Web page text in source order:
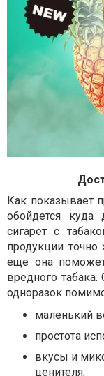
Как показывает
обойдется
сигарет с
продукции точно
еще она
вредного
одноразок
маленький
простота
вкусы и
ценителя;